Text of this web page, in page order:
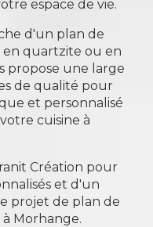
espace de vie.
d'un plan de
en quartzite ou en
propose une large
de qualité pour
et personnalisé
cuisine à
Création pour
et d'un
projet de plan de
Morhange.